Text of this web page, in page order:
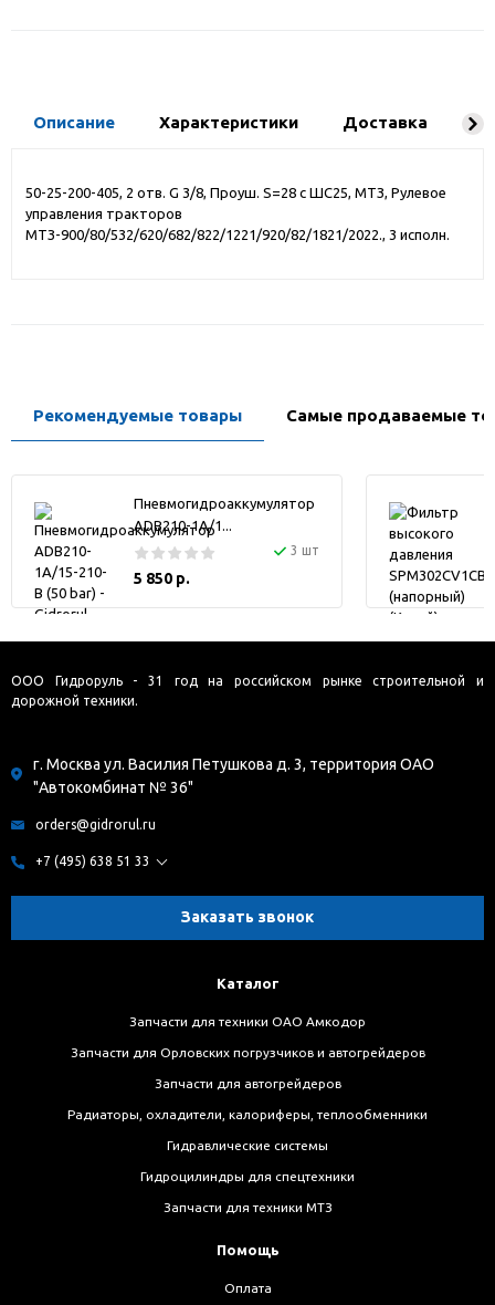
Описание Характеристики Доставка
50-25-200-405, 2 отв. G 3/8, Проуш. S=28 с ШС25, МТЗ, Рулевое
управления тракторов
МТЗ-900/80/532/620/682/822/1221/920/82/1821/2022., 3 исполн.
Рекомендуемые товары Самые продаваемые
Пневмогидроаккумулятор
ADB210-1A/1...
3 шт
5 850 р.
ООО Гидроруль - 31 год на российском рынке строительной и
дорожной техники.
г. Москва ул. Василия Петушкова д. 3, территория ОАО
"Автокомбинат № 36"
orders@gidrorul.ru
+7 (495) 638 51 33
Заказать звонок
Каталог
Запчасти для техники ОАО Амкодор
Запчасти для Орловских погрузчиков и автогрейдеров
Запчасти для автогрейдеров
Радиаторы, охладители, калориферы, теплообменники
Гидравлические системы
Гидроцилиндры для спецтехники
Запчасти для техники МТЗ
Помощь
Оплата